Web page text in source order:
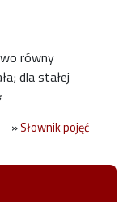
równy
dla stałej
»Słownik pojęć